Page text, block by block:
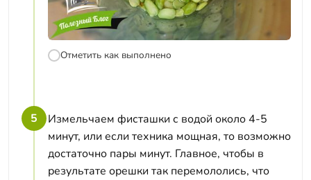
Отметить как выполнено
5
Измельчаем фисташки с водой около 4-5
минут, или если техника мощная, то возможно
достаточно пары минут. Главное, чтобы в
результате орешки так перемололись, что